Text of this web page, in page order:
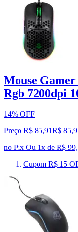
Mouse
Rgb 7200dpi
14% OFF
Preço R$ 85,91R$ 85,
no Pix Ou 1x de R$
Cupom R$ 15